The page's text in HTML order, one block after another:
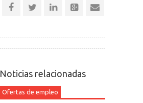
Noticias relacionadas
Ofertas de empleo